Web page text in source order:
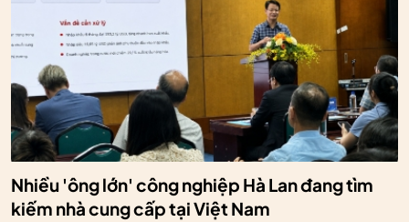
Nhiều 'ông lớn' công nghiệp Hà Lan đang tìm
kiếm nhà cung cấp tại Việt Nam